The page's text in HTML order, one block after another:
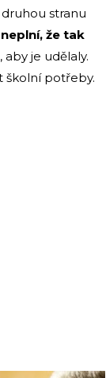
stranu
že tak
aby je udělaly.
školní potřeby.